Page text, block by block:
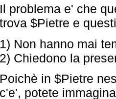
Il problema e' che
trova $Pietre e
1) Non hanno mai
2) Chiedono la
Poichè in $Pietre
c'e', potete